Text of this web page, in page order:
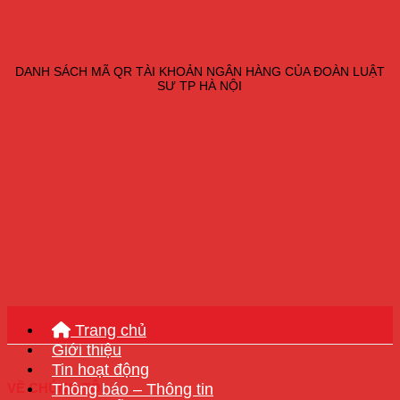
DANH SÁCH MÃ QR TÀI KHOẢN NGÂN HÀNG CỦA ĐOÀN LUẬT
SƯ TP HÀ NỘI
Trang chủ
Giới thiệu
Tin hoạt động
Thông báo – Thông tin
VỀ CHÚNG TÔI